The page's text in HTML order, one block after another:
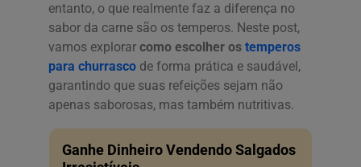
entanto, o que realmente faz a diferença no
sabor da carne são os temperos. Neste post,
vamos explorar como escolher os temperos
para churrasco de forma prática e saudável,
garantindo que suas refeições sejam não
apenas saborosas, mas também nutritivas.
Ganhe Dinheiro Vendendo Salgados